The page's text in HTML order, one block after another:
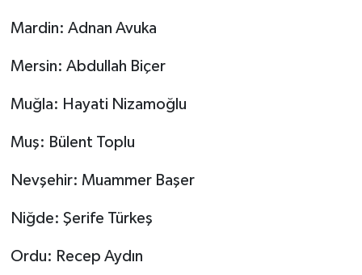
Mardin: Adnan Avuka
Mersin: Abdullah Biçer
Muğla: Hayati Nizamoğlu
Muş: Bülent Toplu
Nevşehir: Muammer Başer
Niğde: Şerife Türkeş
Ordu: Recep Aydın